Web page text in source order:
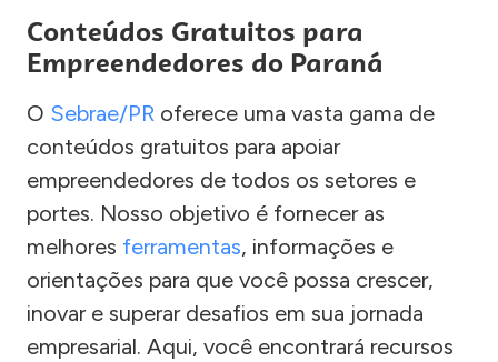
Conteúdos Gratuitos para
Empreendedores do Paraná
O Sebrae/PR oferece uma vasta gama de
conteúdos gratuitos para apoiar
empreendedores de todos os setores e
portes. Nosso objetivo é fornecer as
melhores ferramentas, informações e
orientações para que você possa crescer,
inovar e superar desafios em sua jornada
empresarial. Aqui, você encontrará recursos